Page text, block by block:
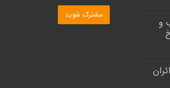
سیب و